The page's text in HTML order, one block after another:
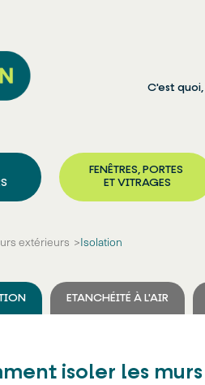
C'est quoi,
FENÊTRES, PORTES
ET VITRAGES
extérieurs Isolation
ETANCHÉITÉ À L'AIR
isoler les